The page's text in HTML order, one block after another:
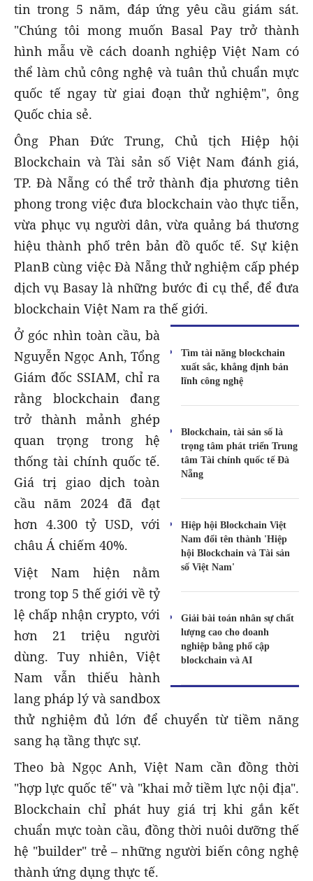
tin trong 5 năm, đáp ứng yêu cầu giám sát.
"Chúng tôi mong muốn Basal Pay trở thành
hình mẫu về cách doanh nghiệp Việt Nam có
thể làm chủ công nghệ và tuân thủ chuẩn mực
quốc tế ngay từ giai đoạn thử nghiệm", ông
Quốc chia sẻ.
Ông Phan Đức Trung, Chủ tịch Hiệp hội
Blockchain và Tài sản số Việt Nam đánh giá,
TP. Đà Nẵng có thể trở thành địa phương tiên
phong trong việc đưa blockchain vào thực tiễn,
vừa phục vụ người dân, vừa quảng bá thương
hiệu thành phố trên bản đồ quốc tế. Sự kiện
PlanB cùng việc Đà Nẵng thử nghiệm cấp phép
dịch vụ Basay là những bước đi cụ thể, để đưa
blockchain Việt Nam ra thế giới.
Tìm tài năng blockchain
xuất sắc, khẳng định bản
lĩnh công nghệ
Blockchain, tài sản số là
trọng tâm phát triển Trung
tâm Tài chính quốc tế Đà
Nẵng
Hiệp hội Blockchain Việt
Nam đổi tên thành 'Hiệp
hội Blockchain và Tài sản
số Việt Nam'
Giải bài toán nhân sự chất
lượng cao cho doanh
nghiệp bằng phổ cập
blockchain và AI
Ở góc nhìn toàn cầu, bà
Nguyễn Ngọc Anh, Tổng
Giám đốc SSIAM, chỉ ra
rằng blockchain đang
trở thành mảnh ghép
quan trọng trong hệ
thống tài chính quốc tế.
Giá trị giao dịch toàn
cầu năm 2024 đã đạt
hơn 4.300 tỷ USD, với
châu Á chiếm 40%.
Việt Nam hiện nằm
trong top 5 thế giới về tỷ
lệ chấp nhận crypto, với
hơn 21 triệu người
dùng. Tuy nhiên, Việt
Nam vẫn thiếu hành
lang pháp lý và sandbox
thử nghiệm đủ lớn để chuyển từ tiềm năng
sang hạ tầng thực sự.
Theo bà Ngọc Anh, Việt Nam cần đồng thời
"hợp lực quốc tế" và "khai mở tiềm lực nội địa".
Blockchain chỉ phát huy giá trị khi gắn kết
chuẩn mực toàn cầu, đồng thời nuôi dưỡng thế
hệ "builder" trẻ – những người biến công nghệ
thành ứng dụng thực tế.